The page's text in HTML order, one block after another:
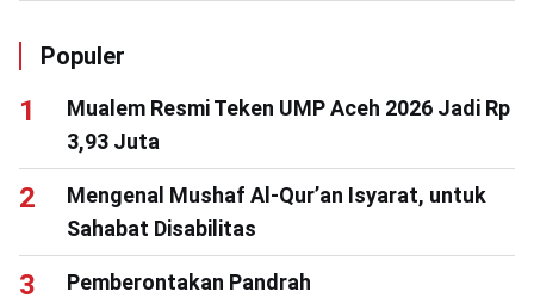
Populer
Mualem Resmi Teken UMP Aceh 2026 Jadi Rp
3,93 Juta
Mengenal Mushaf Al-Qur’an Isyarat, untuk
Sahabat Disabilitas
Pemberontakan Pandrah